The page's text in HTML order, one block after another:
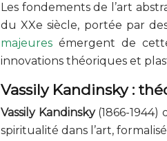
Les fondements de l’art
du XXe siècle, portée par
majeures émergent de
innovations théoriques et
Vassily Kandinsky :
Vassily Kandinsky(1866-1944)
spiritualité dans l’art,